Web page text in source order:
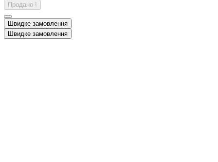
Продано !
Швидке замовлення
Швидке замовлення